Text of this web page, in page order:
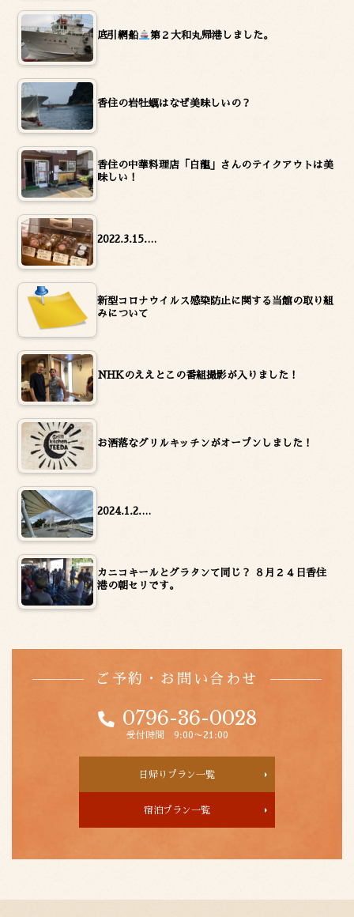
底引網船 第２大和丸帰港しました。
香住の岩牡蠣はなぜ美味しいの？
香住の中華料理店「白龍」さんのテイクアウトは美
味しい！
2022.3.15.…
新型コロナウイルス感染防止に関する当館の取り組
みについて
NHKのええとこの番組撮影が入りました！
お洒落なグリルキッチンがオープンしました！
2024.1.2.…
カニコキールとグラタンて同じ？ ８月２４日香住
港の朝セリです。
ご予約・お問い合わせ
0796-36-0028
受付時間 9:00〜21:00
日帰りプラン一覧
宿泊プラン一覧